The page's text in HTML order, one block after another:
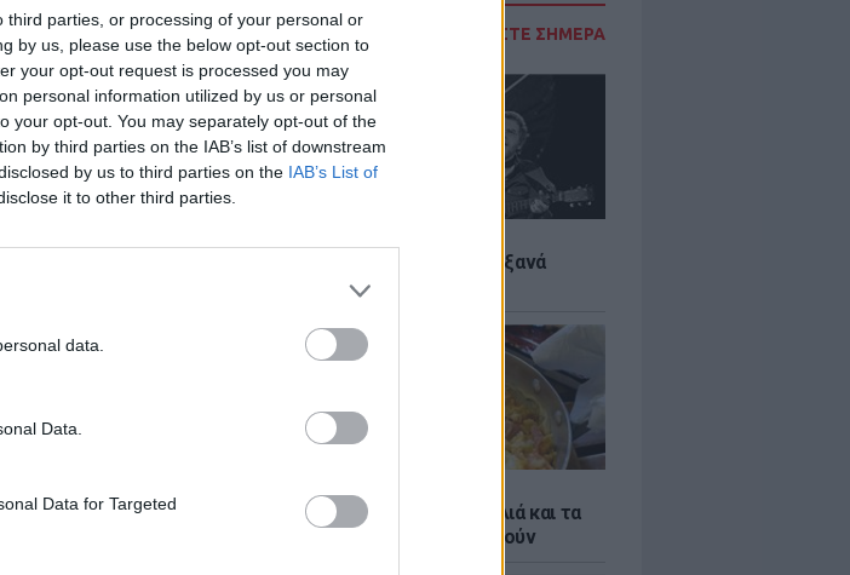
parties, or processing of your personal or
by us, please use the below opt-out section to
your opt-out request is processed you may
personal information utilized by us or personal
your opt-out. You may separately opt-out of the
by third parties on the IAB’s list of downstream
by us to third parties on the IAB’s List of
it to other third parties.
data.
Data.
Data for Targeted
ΔΙΑΒΑΣΤΕ ΣΗΜΕΡΑ
5 one-hit wonders που έγιναν ξανά
διάσημοι από… ατύχημα
Ελληνικό γιαούρτι: Μία κουταλιά και τα
scrambled eggs θα απογειωθούν
πρώτοιτα
σου κάνει κλικ!